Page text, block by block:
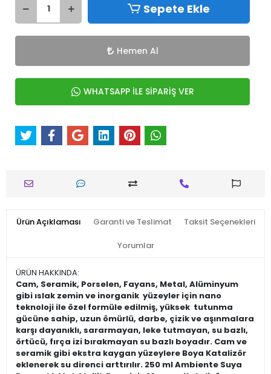
Sepete Ekle
Hemen Al
WHATSAPP İLE SİPARİŞ VER
Ürün Açıklaması Garanti ve Teslimat Taksit Seçenekleri
Yorumlar
ÜRÜN HAKKINDA:
Cam, Seramik, Porselen, Fayans, Metal, Alüminyum
gibi ıslak zemin ve inorganik yüzeyler için nano
teknoloji ile özel formüle edilmiş, yüksek tutunma
gücüne sahip, uzun ömürlü, darbe, çizik ve aşınmalara
karşı dayanıklı, sararmayan, leke tutmayan, su bazlı,
örtücü, fırça izi bırakmayan su bazlı boyadır. Cam ve
seramik gibi ekstra kaygan yüzeylere Boya Katalizör
eklenerek su direnci arttırılır. 250 ml Ambiente Suya